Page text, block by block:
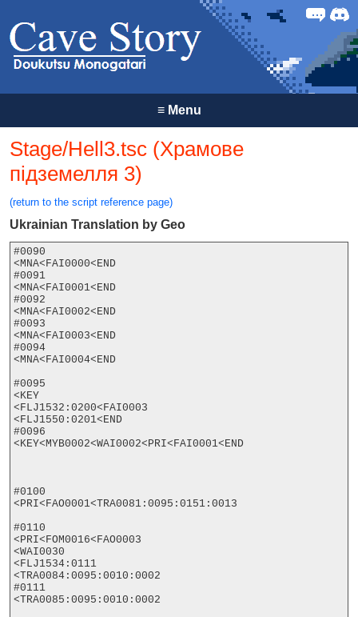
Forum
≡Menu
Stage/Hell3.tsc (Храмове
підземелля 3)
(return to the script reference page)
Ukrainian Translation by Geo
#0090
<MNA<FAI0000<END
#0091
<MNA<FAI0001<END
#0092
<MNA<FAI0002<END
#0093
<MNA<FAI0003<END
#0094
<MNA<FAI0004<END
#0095
<KEY
<FLJ1532:0200<FAI0003
<FLJ1550:0201<END
#0096
<KEY<MYB0002<WAI0002<PRI<FAI0001<END
#0100
<PRI<FAO0001<TRA0081:0095:0151:0013
#0110
<PRI<FOM0016<FAO0003
<WAI0030
<FLJ1534:0111
<TRA0084:0095:0010:0002
#0111
<TRA0085:0095:0010:0002